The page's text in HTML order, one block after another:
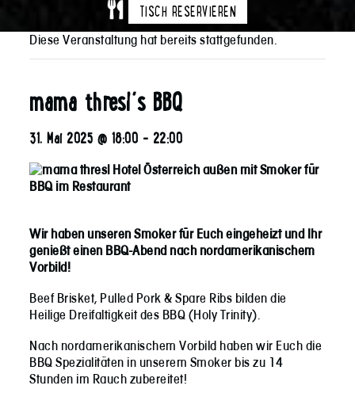
TISCH RESERVIEREN
Diese Veranstaltung hat bereits stattgefunden.
mama thresl´s BBQ
31. Mai 2025 @ 18:00 - 22:00
Wir haben unseren Smoker für Euch eingeheizt und Ihr
genießt einen BBQ-Abend nach nordamerikanischem
Vorbild!
Beef Brisket, Pulled Pork & Spare Ribs bilden die
Heilige Dreifaltigkeit des BBQ (Holy Trinity).
Nach nordamerikanischem Vorbild haben wir Euch die
BBQ Spezialitäten in unserem Smoker bis zu 14
Stunden im Rauch zubereitet!